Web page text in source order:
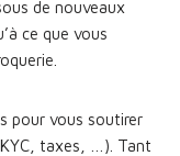
de nouveaux
ce que vous
pour vous soutirer
taxes, …). Tant